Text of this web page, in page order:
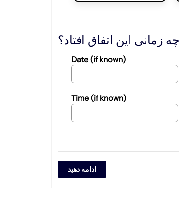
چه زمانی این اتفاق افتاد؟
Date (if known)
Time (if known)